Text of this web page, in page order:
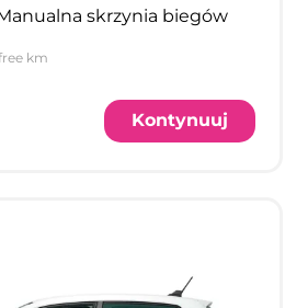
skrzynia biegów
km
Kontynuuj